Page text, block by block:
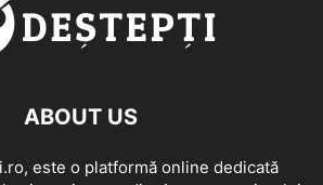
ABOUT US
este o platformă online dedicată